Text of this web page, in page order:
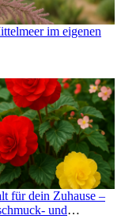
im eigenen
für dein Zuhause –
und